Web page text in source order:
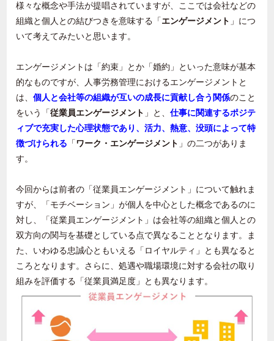
様々な概念や手法が提唱されていますが、ここでは会社などの
組織と個人との結びつきを意味する「エンゲージメント 」につ
いて考えてみたいと思います。
エンゲージメントは「約束」とか「婚約」といった意味が基本
的なものですが、人事労務管理におけるエンゲージメントと
は、個人と会社等の組織が互いの成長に貢献し合う関係のこと
をいう「従業員エンゲージメント 」と、仕事に関連するポジテ
ィブで充実した心理状態であり、活力、熱意、没頭によって特
徴づけられる 「ワーク・エンゲージメント 」の二つがありま
す。
今回からは前者の「従業員エンゲージメント」について触れま
すが、「モチベーション」が個人を中心とした概念であるのに
対し、「従業員エンゲージメント」は会社等の組織と個人との
双方向の関与を基礎としている点で異なることとなります。ま
た、いわゆる忠誠心ともいえる「ロイヤルティ」とも異なると
ころとなります。さらに、処遇や職場環境に対する会社の取り
組みを評価する「従業員満足度」とも異なります。